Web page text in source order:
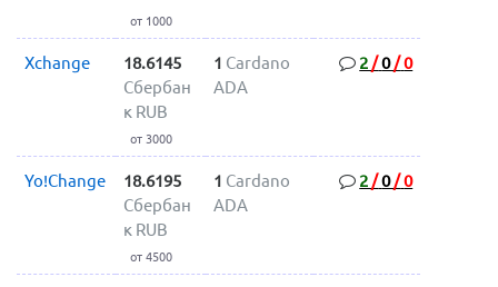
от 1000
Xchange
18.6145
Сбербан
к RUB
от 3000
1 Cardano
ADA
2 /0/0
Yo!Change
18.6195
Сбербан
к RUB
от 4500
1 Cardano
ADA
2 /0/0